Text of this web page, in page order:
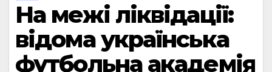
На межі ліквідації:
відома українська
футбольна академія